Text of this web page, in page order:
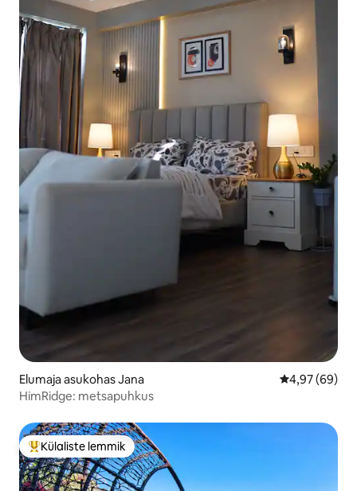
Elumaja asukohas Jana Keskmine
4,97 (69)
HimRidge: metsapuhkus
Külaliste suur lemmik
Külaliste lemmik